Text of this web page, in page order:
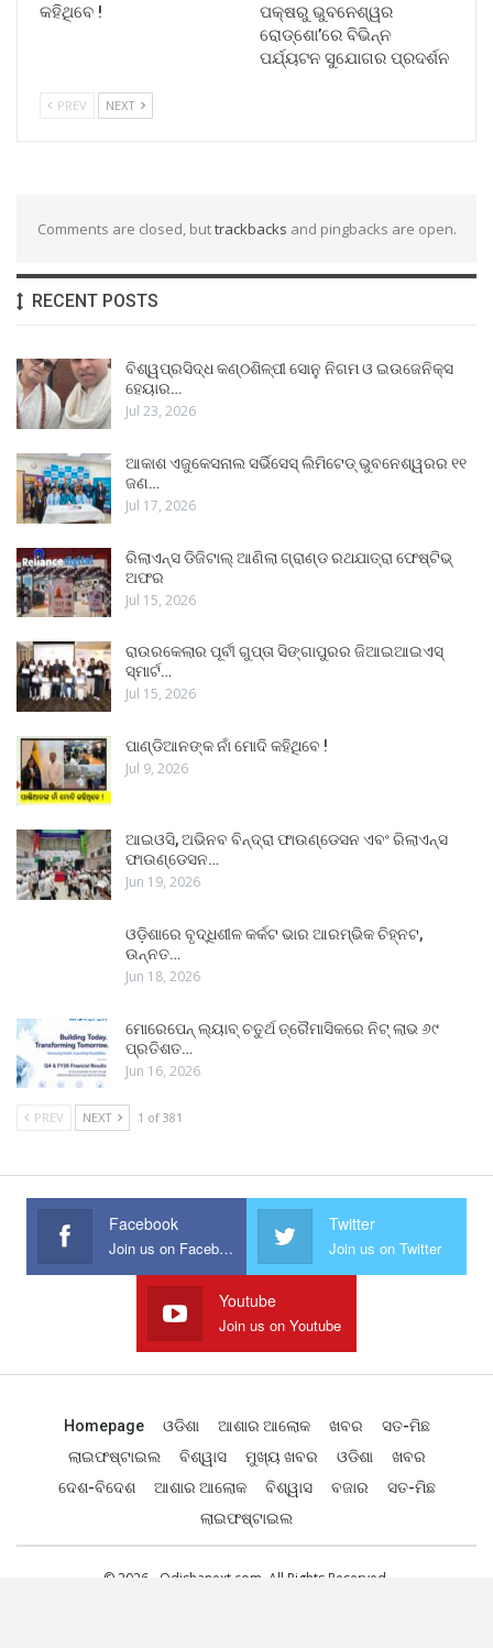
କହିଥିବେ !
ପକ୍ଷରୁ ଭୁବନେଶ୍ୱର
ରୋଡ୍‌ଶୋ’ରେ ବିଭିନ୍ନ
ପର୍ଯ୍ୟଟନ ସୁଯୋଗର ପ୍ରଦର୍ଶନ
PREV NEXT
Comments are closed, buttrackbacks and pingbacks are open.
RECENT POSTS
ବିଶ୍ୱପ୍ରସିଦ୍ଧ କଣ୍ଠଶିଳ୍ପୀ ସୋନୁ ନିଗମ ଓ ଇଉଜେନିକ୍ସ
ହେୟାର…
Jul 23, 2026
ଆକାଶ ଏଜୁକେସନାଲ ସର୍ଭିସେସ୍ ଲିମିଟେଡ୍ ଭୁବନେଶ୍ୱରର ୧୧
ଜଣ…
Jul 17, 2026
ରିଲାଏନ୍ସ ଡିଜିଟାଲ୍ ଆଣିଲା ଗ୍ରାଣ୍ଡ ରଥଯାତ୍ରା ଫେଷ୍ଟିଭ୍
ଅଫର
Jul 15, 2026
ରାଉରକେଲାର ପୂର୍ବୀ ଗୁପ୍ତା ସିଙ୍ଗାପୁରର ଜିଆଇଆଇଏସ୍
ସ୍ମାର୍ଟ…
Jul 15, 2026
ପାଣ୍ଡିଆନଙ୍କ ନାଁ ମୋଦି କହିଥିବେ !
Jul 9, 2026
ଆଇଓସି, ଅଭିନବ ବିନ୍ଦ୍ରା ଫାଉଣ୍ଡେସନ ଏବଂ ରିଲାଏନ୍ସ
ଫାଉଣ୍ଡେସନ…
Jun 19, 2026
ଓଡ଼ିଶାରେ ବୃଦ୍ଧିଶୀଳ କର୍କଟ ଭାର ଆରମ୍ଭିକ ଚିହ୍ନଟ,
ଉନ୍ନତ…
Jun 18, 2026
ମୋରେପେନ୍ ଲ୍ୟାବ୍ ଚତୁର୍ଥ ତ୍ରୈମାସିକରେ ନିଟ୍ ଲାଭ ୬୯
ପ୍ରତିଶତ…
Jun 16, 2026
PREV NEXT 1 of 381
Facebook
Join us on Facebook
Twitter
Join us on Twitter
Youtube
Join us on Youtube
Homepage ଓଡିଶା ଆଶାର ଆଲୋକ ଖବର
ସତ-ମିଛ
ଲାଇଫଷ୍ଟାଇଲ
ବିଶ୍ୱାସ ମୁଖ୍ୟ ଖବର ଓଡିଶା
ଖବର
ଦେଶ-ବିଦେଶ
ଆଶାର ଆଲୋକ ବିଶ୍ୱାସ ବଜାର
ସତ-ମିଛ
ଲାଇଫଷ୍ଟାଇଲ
© 2026 - Odishanext.com. All Rights Reserved.